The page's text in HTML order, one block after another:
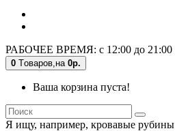
РАБОЧЕЕ ВРЕМЯ: с 12:00 до 21:00
0 Tоваров, на 0р.
Ваша корзина пуста!
Я ищу, например, кровавые рубины